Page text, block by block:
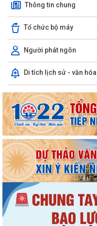
Thông tin chung
Tổ chức bộ máy
Người phát ngôn
Di tích lịch sử - văn hóa